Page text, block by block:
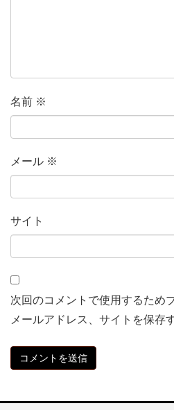
名前 ※
メール ※
サイト
次回のコメントで使用するため
メールアドレス、サイトを保存